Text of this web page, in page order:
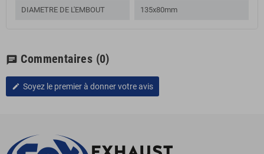
DIAMETRE DE L'EMBOUT 135x80mm
chat Commentaires (0)
edit Soyez le premier à donner votre avis